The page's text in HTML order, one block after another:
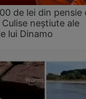
de lei din pensie
neștiute ale
lui Dinamo